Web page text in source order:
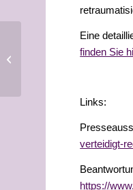
Eine
finden Sie
Links:
verteidigt-
https://
Kinderrechtsausschuss